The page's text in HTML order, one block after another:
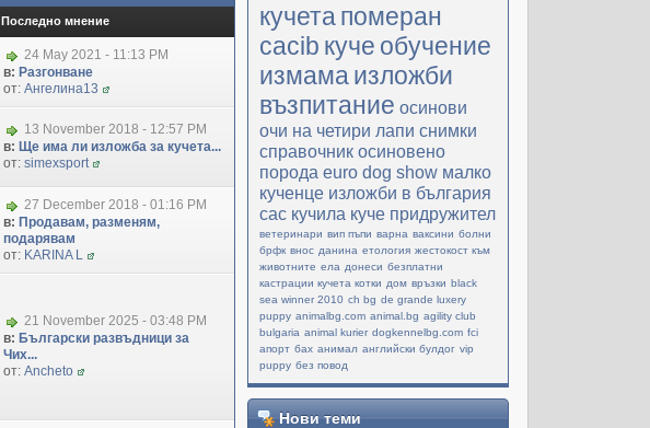
кучетапомеран
cacib куче обучение
измамаизложби
възпитание осинови
очи на четири лапи снимки
справочник осиновено
порода еuro dog show малко
кученце изложби в българия
cac кучила куче придружител
ветеринари вип пъпи варна ваксини болни
брфк внос данина етология жестокост към
животните ела донеси безплатни
кастрации кучета котки дом връзки black
sea winner 2010 ch bg de grande luxery
puppy animalbg.com animal.bg agility club
bulgaria animal kurier dogkennelbg.com fci
апорт бах анимал английски булдог vip
puppy без повод
Нови теми
Последно мнение
24 May 2021 - 11:13 PM
в: Разгонване
от: Ангелина13
13 November 2018 - 12:57 PM
в: Ще има ли изложба за кучета...
от: simexsport
27 December 2018 - 01:16 PM
в: Продавам, разменям,
подарявам
от: KARINA L
21 November 2025 - 03:48 PM
в: Български развъдници за
Чих...
от: Ancheto